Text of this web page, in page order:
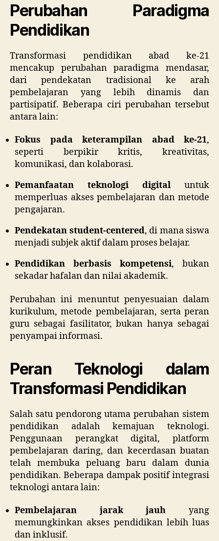
Perubahan Paradigma
Pendidikan
Transformasi pendidikan abad ke-21
mencakup perubahan paradigma mendasar,
dari pendekatan tradisional ke arah
pembelajaran yang lebih dinamis dan
partisipatif. Beberapa ciri perubahan tersebut
antara lain:
Fokus pada keterampilan abad ke-21,
seperti berpikir kritis, kreativitas,
komunikasi, dan kolaborasi.
Pemanfaatan teknologi digital untuk
memperluas akses pembelajaran dan metode
pengajaran.
Pendekatan student-centered, di mana siswa
menjadi subjek aktif dalam proses belajar.
Pendidikan berbasis kompetensi, bukan
sekadar hafalan dan nilai akademik.
Perubahan ini menuntut penyesuaian dalam
kurikulum, metode pembelajaran, serta peran
guru sebagai fasilitator, bukan hanya sebagai
penyampai informasi.
Peran Teknologi dalam
Transformasi Pendidikan
Salah satu pendorong utama perubahan sistem
pendidikan adalah kemajuan teknologi.
Penggunaan perangkat digital, platform
pembelajaran daring, dan kecerdasan buatan
telah membuka peluang baru dalam dunia
pendidikan. Beberapa dampak positif integrasi
teknologi antara lain:
Pembelajaran jarak jauh yang
memungkinkan akses pendidikan lebih luas
dan inklusif.